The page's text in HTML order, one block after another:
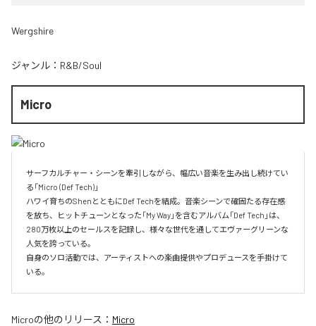
Wergshire
ジャンル： R&B/Soul
Micro
サーフカルチャー・シーンを牽引しながら、幅広い音楽を生み出し続けてい
る「Micro (Def Tech)」
ハワイ育ちのShenとともにDef Techを結成。音楽シーンで確固たる存在感
を放ち、ヒットチューンとなった「My Way」を含むアルバム「Def Tech」は、
280万枚以上のセールスを記録し、様々な世代を通してエヴァーグリーンな
人気を誇っている。
自身のソロ活動では、アーティストへの楽曲提供やプロデュースを手掛けて
いる。
Microの他のリリース： Micro